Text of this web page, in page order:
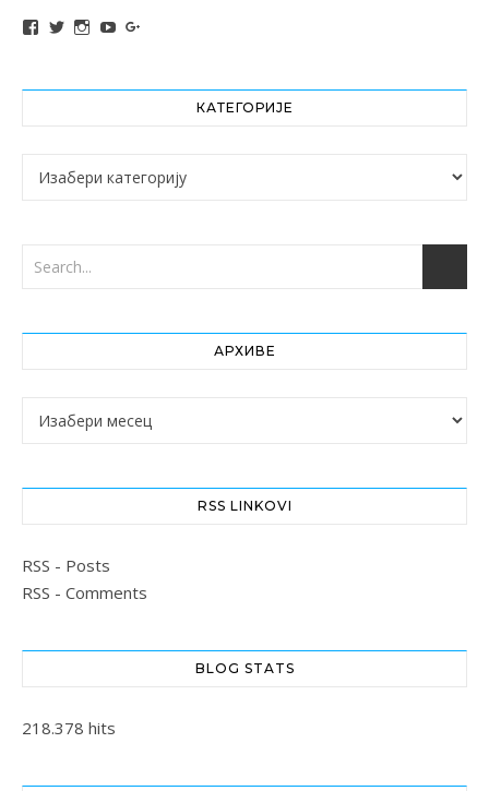
View altochef’s profile on Facebook
View jovancica73’s profile on Twitter
View jovancica73’s profile on Instagram
View jovancica73’s profile on YouTube
КАТЕГОРИЈЕ
Категорије
АРХИВЕ
Архиве
RSS LINKOVI
RSS - Posts
RSS - Comments
BLOG STATS
218.378 hits